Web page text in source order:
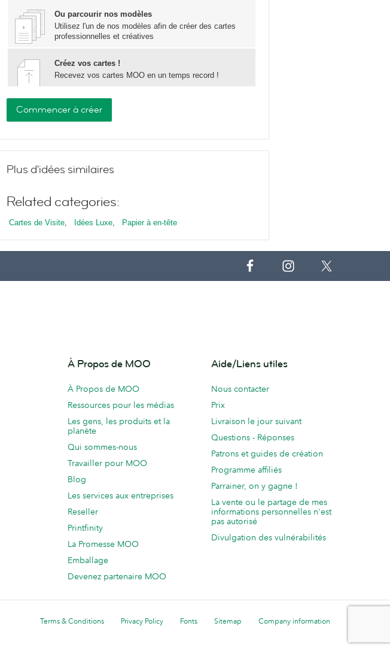
Ou parcourir nos modèles
Utilisez l'un de nos modèles afin de créer des cartes
professionnelles et créatives
Créez vos cartes !
Recevez vos cartes MOO en un temps record !
Commencer à créer
Plus d'idées similaires
Related categories:
Cartes de Visite, Idées Luxe, Papier à en-tête
À Propos de MOO
À Propos de MOO
Ressources pour les médias
Les gens, les produits et la
planète
Qui sommes-nous
Travailler pour MOO
Blog
Les services aux entreprises
Reseller
Printfinity
La Promesse MOO
Emballage
Devenez partenaire MOO
Aide/Liens utiles
Nous contacter
Prix
Livraison le jour suivant
Questions - Réponses
Patrons et guides de création
Programme affiliés
Parrainer, on y gagne !
La vente ou le partage de mes
informations personnelles n'est
pas autorisé
Divulgation des vulnérabilités
Terms & Conditions Privacy Policy Fonts Sitemap Company information